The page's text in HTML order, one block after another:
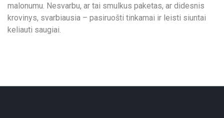
malonumu. Nesvarbu, ar tai smulkus paketas, ar didesnis
krovinys, svarbiausia – pasiruošti tinkamai ir leisti siuntai
keliauti saugiai.